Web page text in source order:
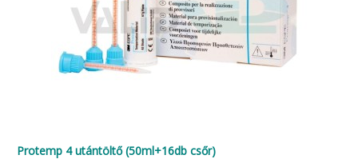
Protemp 4 utántöltő (50ml+16db csőr)